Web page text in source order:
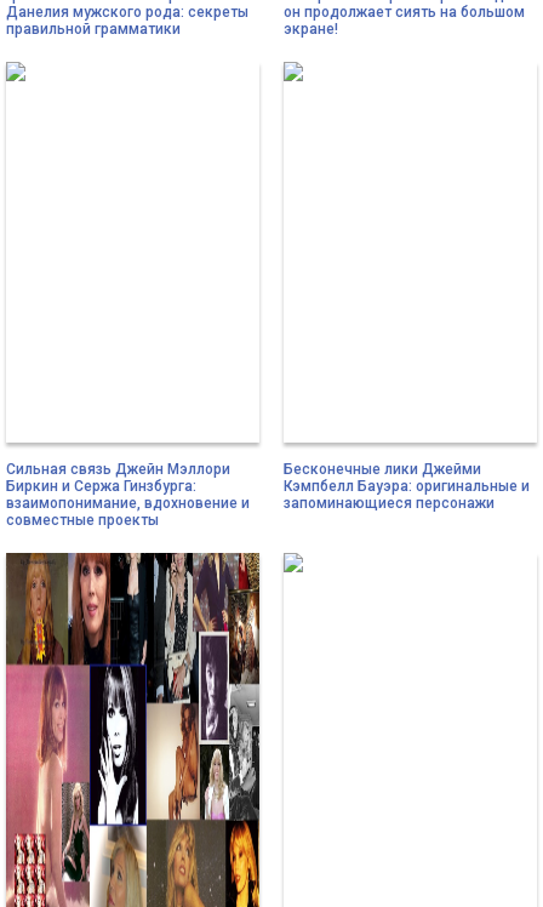
Данелия мужского рода: секреты
правильной грамматики
он продолжает сиять на большом
экране!
Сильная связь Джейн Мэллори
Биркин и Сержа Гинзбурга:
взаимопонимание, вдохновение и
совместные проекты
Бесконечные лики Джейми
Кэмпбелл Бауэра: оригинальные и
запоминающиеся персонажи